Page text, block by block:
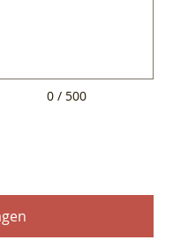
0 / 500